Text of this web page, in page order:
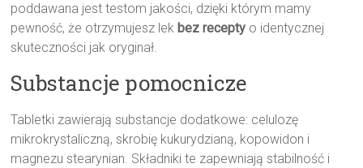
poddawana jest testom jakości, dzięki którym mamy
pewność, że otrzymujesz lek bez recepty o identycznej
skuteczności jak oryginał.
Substancje pomocnicze
Tabletki zawierają substancje dodatkowe: celulozę
mikrokrystaliczną, skrobię kukurydzianą, kopowidon i
magnezu stearynian. Składniki te zapewniają stabilność i